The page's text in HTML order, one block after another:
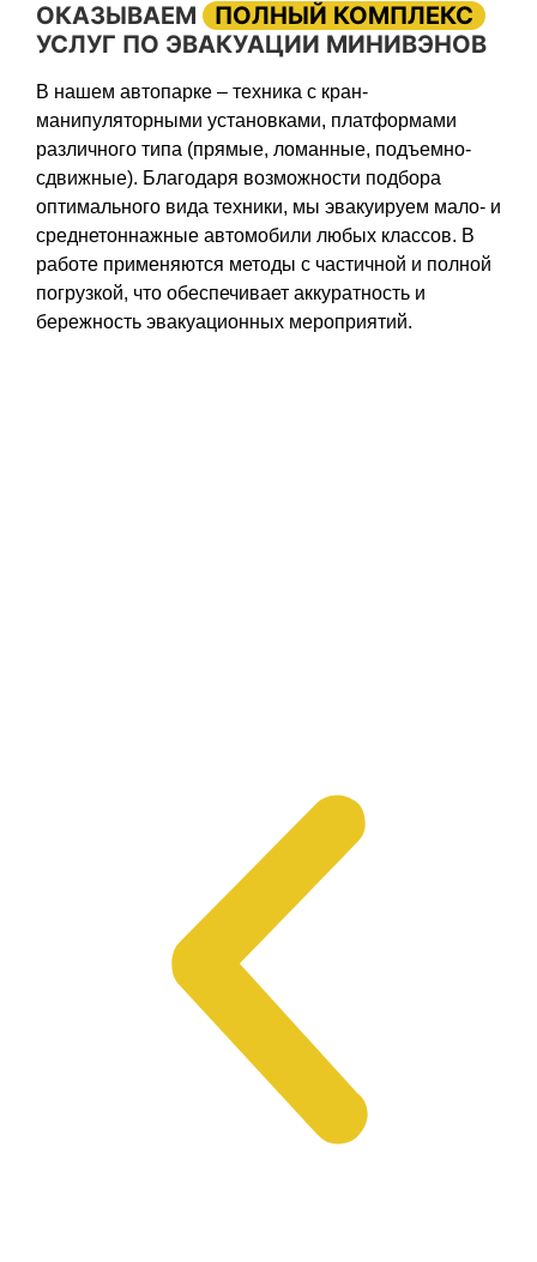
ОКАЗЫВАЕМ
ПОЛНЫЙ КОМПЛЕКС
УСЛУГ ПО ЭВАКУАЦИИ МИНИВЭНОВ
В нашем автопарке – техника с кран-
манипуляторными установками, платформами
различного типа (прямые, ломанные, подъемно-
сдвижные). Благодаря возможности подбора
оптимального вида техники, мы эвакуируем мало- и
среднетоннажные автомобили любых классов. В
работе применяются методы с частичной и полной
погрузкой, что обеспечивает аккуратность и
бережность эвакуационных мероприятий.